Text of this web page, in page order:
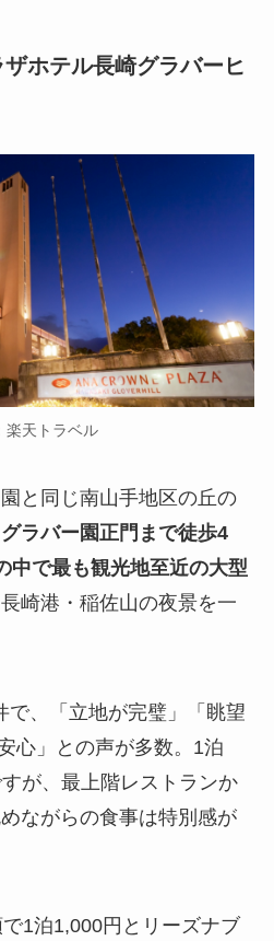
ホテル長崎グラバーヒ
楽天トラベル
と同じ南山手地区の丘の
グラバー園正門まで徒歩4
中で最も観光地至近の大型
崎港・稲佐山の夜景を一
、「立地が完璧」「眺望
心」との声が多数。1泊
が、最上階レストランか
ながらの食事は特別感が
1泊1,000円とリーズナブ